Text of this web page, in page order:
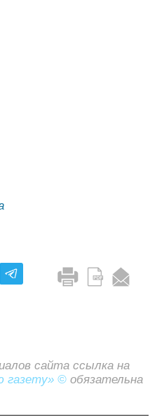
сайта ссылка на
газету» © обязательна